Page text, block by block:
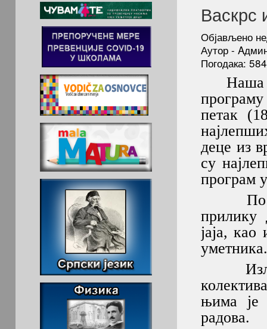
Васкрс
Објављено
Аутор -
Погодака:
Наша
петак
деце из
су
програм
прилику
јаја,
уметника.
њима је
радова.